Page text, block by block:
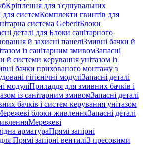
Кріплення для з'єднувальних
для системКомплекти гвинтів для
система GeberitБлоки
деталі для Блоки санітарного
й захисні панеліЗмивні бачки й
із санітарним змивомЗапасні
й системи керування унітазом із
бачки прихованого монтажу з
гігієнічні модуліЗапасні деталі
модуліПриладдя для змивних бачків і
із санітарним змивомЗапасні деталі
бачків і систем керування унітазом
блоки живленняЗапасні деталі
Мережеві
арматураПрямі запірні
Прямі запірні вентиліЗ пресовими